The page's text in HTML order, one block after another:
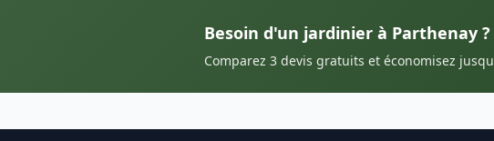
Besoin d'un jardinier à Parthenay ?
Comparez 3 devis gratuits et économisez